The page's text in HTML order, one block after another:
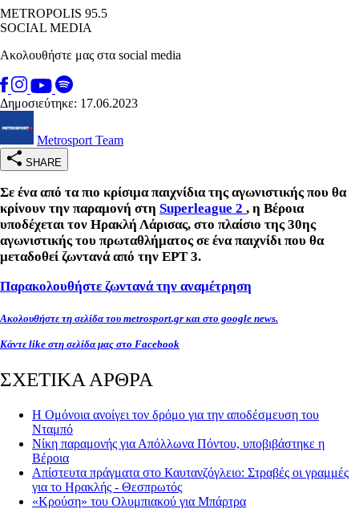
METROPOLIS 95.5
SOCIAL MEDIA
Ακολουθήστε μας στα social media
Δημοσιεύτηκε: 17.06.2023
Metrosport Team
SHARE
Σε ένα από τα πιο κρίσιμα παιχνίδια της αγωνιστικής που θα
κρίνουν την παραμονή στη Superleague 2 , η Βέροια
υποδέχεται τον Ηρακλή Λάρισας, στο πλαίσιο της 30ης
αγωνιστικής του πρωταθλήματος σε ένα παιχνίδι που θα
μεταδοθεί ζωντανά από την ΕΡΤ 3.
Παρακολουθήστε ζωντανά την αναμέτρηση
Ακολουθήστε τη σελίδα του metrosport.gr και στο google news.
Κάντε like στη σελίδα μας στο Facebook
ΣΧΕΤΙΚΑ ΑΡΘΡΑ
Η Ομόνοια ανοίγει τον δρόμο για την αποδέσμευση του
Νταμπό
Νίκη παραμονής για Απόλλωνα Πόντου, υποβιβάστηκε η
Βέροια
Απίστευτα πράγματα στο Καυτανζόγλειο: Στραβές οι γραμμές
για το Ηρακλής - Θεσπρωτός
«Κρούση» του Ολυμπιακού για Μπάρτρα